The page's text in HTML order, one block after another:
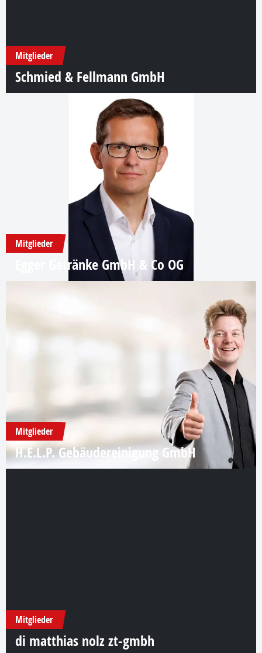
Mitglieder
Schmied & Fellmann GmbH
Mitglieder
Egger Getränke GmbH & Co OG
Mitglieder
H.E.L.P. Gebäudereinigung GmbH
Mitglieder
di matthias nolz zt-gmbh